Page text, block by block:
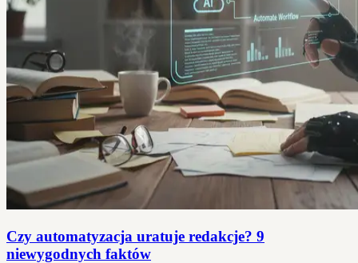
Czy automatyzacja uratuje redakcje? 9
niewygodnych faktów